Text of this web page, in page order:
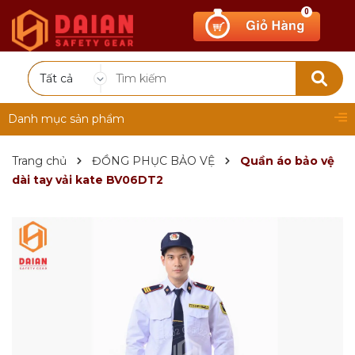
Tất cả
0
Danh mục sản phẩm
Trang chủ ĐỒNG PHỤC BẢO VỆ
Quần áo bảo vệ
dài tay vải kate BV06DT2